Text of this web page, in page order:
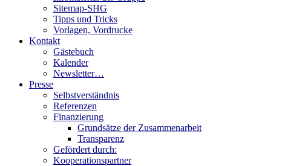
Sitemap-SHG
Tipps und Tricks
Vorlagen, Vordrucke
Kontakt
Gästebuch
Kalender
Newsletter…
Presse
Selbstverständnis
Referenzen
Finanzierung
Grundsätze der Zusammenarbeit
Transparenz
Gefördert durch:
Kooperationspartner